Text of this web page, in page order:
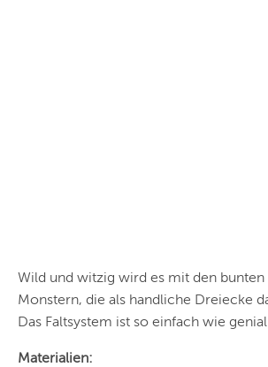
Wild und witzig wird es mit den bunten
Monstern, die als handliche Dreiecke
Das Faltsystem ist so einfach wie
Materialien: